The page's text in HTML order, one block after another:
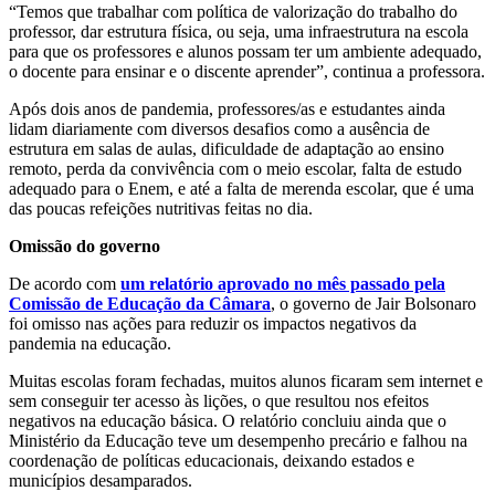
“Temos que trabalhar com política de valorização do trabalho do
professor, dar estrutura física, ou seja, uma infraestrutura na escola
para que os professores e alunos possam ter um ambiente adequado,
o docente para ensinar e o discente aprender”, continua a professora.
Após dois anos de pandemia, professores/as e estudantes ainda
lidam diariamente com diversos desafios como a ausência de
estrutura em salas de aulas, dificuldade de adaptação ao ensino
remoto, perda da convivência com o meio escolar, falta de estudo
adequado para o Enem, e até a falta de merenda escolar, que é uma
das poucas refeições nutritivas feitas no dia.
Omissão do governo
De acordo com um relatório aprovado no mês passado pela
Comissão de Educação da Câmara, o governo de Jair Bolsonaro
foi omisso nas ações para reduzir os impactos negativos da
pandemia na educação.
Muitas escolas foram fechadas, muitos alunos ficaram sem internet e
sem conseguir ter acesso às lições, o que resultou nos efeitos
negativos na educação básica. O relatório concluiu ainda que o
Ministério da Educação teve um desempenho precário e falhou na
coordenação de políticas educacionais, deixando estados e
municípios desamparados.